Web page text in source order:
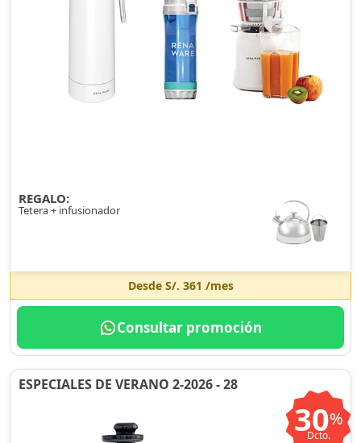
REGALO:
Tetera + infusionador
Desde S/. 361 /mes
Consultar promoción
ESPECIALES DE VERANO 2-2026 - 28
30%
Dcto.